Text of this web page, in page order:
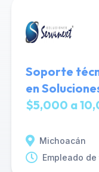
Soporte
en
$5,000 a
Michoacán
Empleado